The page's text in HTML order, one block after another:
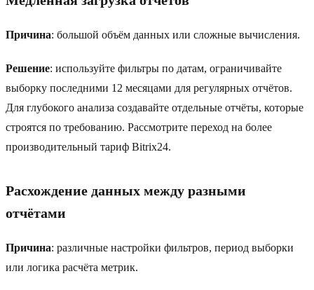
Причина: большой объём данных или сложные вычисления.
Решение: используйте фильтры по датам, ограничивайте
выборку последними 12 месяцами для регулярных отчётов.
Для глубокого анализа создавайте отдельные отчёты, которые
строятся по требованию. Рассмотрите переход на более
производительный тариф Bitrix24.
Расхождение данных между разными
отчётами
Причина: различные настройки фильтров, период выборки
или логика расчёта метрик.